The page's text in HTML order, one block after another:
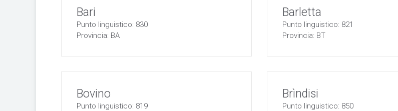
Bari
Punto linguistico: 830
Provincia: BA
Barletta
Punto linguistico: 821
Provincia: BT
Bovino
Punto linguistico: 819
Brìndisi
Punto linguistico: 850